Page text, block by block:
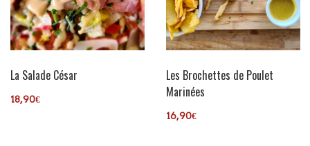
La Salade César
18,90€
Les Brochettes de Poulet
Marinées
16,90€